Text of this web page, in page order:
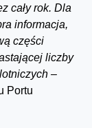
cały rok. Dla
informacja,
części
liczby
–
Portu